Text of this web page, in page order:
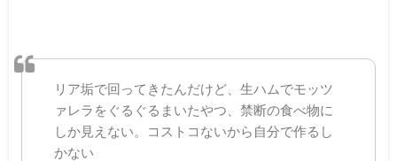
リア垢で回ってきたんだけど、生ハムでモッツ
ァレラをぐるぐるまいたやつ、禁断の食べ物に
しか見えない。コストコないから自分で作るし
かない